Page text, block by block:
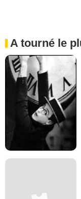
A tourné le